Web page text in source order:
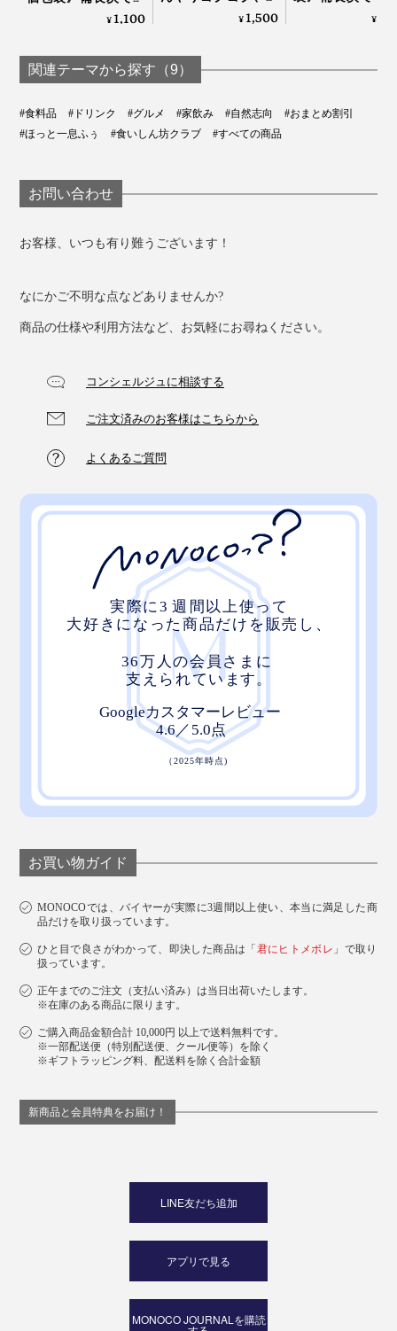
身魚やエビ天など、風味が強すぎない食材の天ぷらなら
写真は旧パッケージです
抹茶パウダーを振りかけるだけで香りが引き立ちお店の
写真は旧パッケージです
茶葉の味や香りがしっかりと引き立つ粉末だから、抹茶
パンケーキや抹茶クッキーなどのスイーツづくりにも大
届いていなかったことにショックを受けました。
生産者の多くは英語を話せず、ネットやメールが得意で
内で消費されていたのです。
そして、旅の中で有機栽培を30年続ける茶農家と出会
い、その生産者、茶畑、茶葉に一目惚れ。真のオーガニ
ックな日本茶を、世界へ届ける決意をしたのです。
茶畑の長閑な風景。そこに流れる長閑な時間。お茶を飲
めば、自然とホッとする。
お茶を通して長閑なひとときを過ごしてもらいたい、生
産者と消費者を直接繋ぎたい、という願いを込めて
『THE NODOKA』は産声をあげました。
写真は「アソートセット
いろんな人の想いとこだわりと真心を乗せて、丁寧に育
てられた『THE NODOKA』は、大切な人へのギフトに
もぴったりです。
料理やお菓子づくりが好きな人、お酒好きな人、いつも
がんばっている人、ひと息ついてもらいたい人へ。
いねいに炙った、お
（東／煎茶ベース、
西／ほうじ茶ベー
ル入ル
¥1,100
長炭でていねいに炙
「水出し緑茶・ほう
じ茶」｜京玄米茶 上
¥1,500
いに炙った、お
煎茶ベース、西
¥
関連テーマから探す（9）
#食料品 #ドリンク #グルメ #家飲み #自然志向
#おまとめ割引
#ほっと一息ふぅ
#食いしん坊クラブ #すべての商品
お問い合わせ
お客様、いつも有り難うございます！
なにかご不明な点などありませんか?
商品の仕様や利用方法など、お気軽にお尋ねください。
コンシェルジュに相談する
ご注文済みのお客様はこちらから
よくあるご質問
お買い物ガイド
MONOCOでは、バイヤーが実際に3週間以上使い、本当に満足した商
品だけを取り扱っています。
ひと目で良さがわかって、即決した商品は「君にヒトメボレ 」で取り
扱っています。
正午までのご注文（支払い済み）は当日出荷いたします。
※在庫のある商品に限ります。
ご購入商品金額合計 10,000円 以上で送料無料です。
※一部配送便（特別配送便、クール便等）を除く
※ギフトラッピング料、配送料を除く合計金額
新商品と会員特典をお届け！
LINE友だち追加
アプリで見る
MONOCO JOURNALを購読